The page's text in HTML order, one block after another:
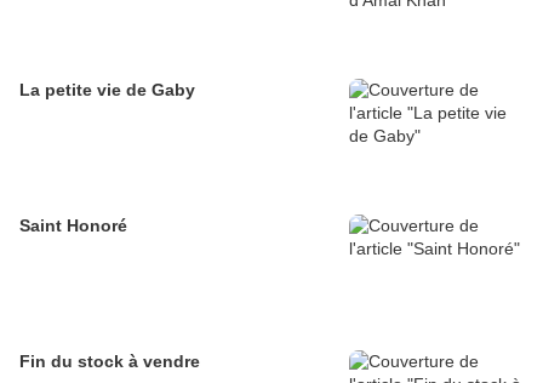
La petite vie de Gaby
Saint Honoré
Fin du stock à vendre